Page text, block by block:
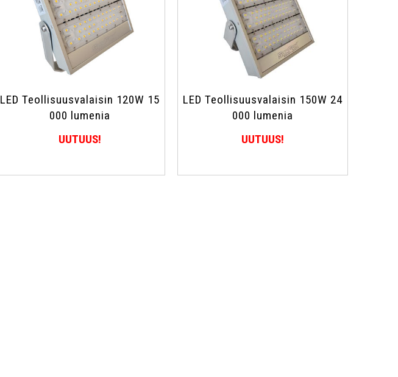
LED Teollisuusvalaisin 120W 15
000 lumenia
UUTUUS!
LED Teollisuusvalaisin 150W 24
000 lumenia
UUTUUS!